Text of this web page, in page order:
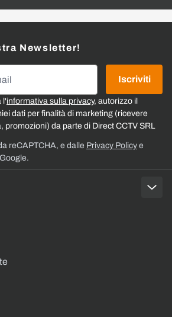
Newsletter!
l'informativa sulla privacy, autorizzo il
dati per finalità di marketing (ricevere
promozioni) da parte di Direct CCTV SRL
Iscriviti
reCAPTCHA, e dalle Privacy Policy e